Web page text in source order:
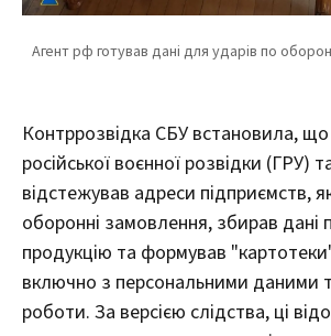
Контррозвідка СБУ встановила, що
російської воєнної розвідки (ГРУ)
відстежував адреси підприємств,
оборонні замовлення, збирав дані
продукцію та формував
включно з персональними даними
роботи. За версією слідства, ці